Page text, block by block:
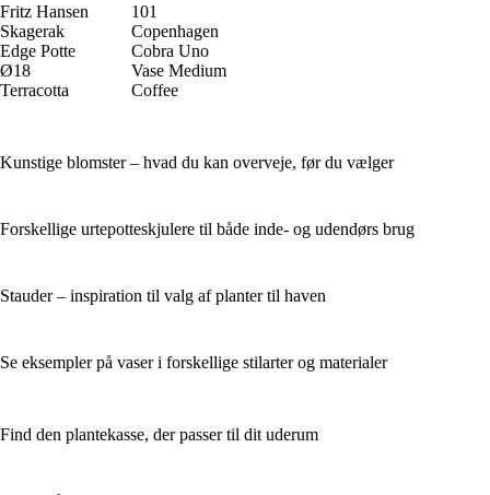
Fritz Hansen
Skagerak
Edge Potte
Ø18
Terracotta
101
Copenhagen
Cobra Uno
Vase Medium
Coffee
Kunstige blomster – hvad du kan overveje, før du vælger
Forskellige urtepotteskjulere til både inde- og udendørs brug
Stauder – inspiration til valg af planter til haven
Se eksempler på vaser i forskellige stilarter og materialer
Find den plantekasse, der passer til dit uderum